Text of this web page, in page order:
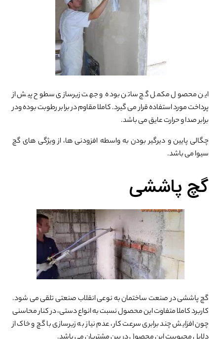
این محصول مکمل گچ ساتن بوده و جهت زیرسازی سطوح پیش از
پرداخت مورد استفاده قرار می گیرد. کاملا مقاوم در برابر رطوبت بوده ودر
برابر صدا و حرارت عایق می باشد.
چگالی پایین و دیرگیر بودن به واسطه افزودنی ها، از ویژگی های گچ
سیوا می باشد.
گچ پاششی
گچ پاششی در صنعت ساختمان به نوعی انقلاب صنعتی تلقی می شود.
کاربرد کاملا متفاوت این محصول نسبت به انواع دستی، در کنار محاسنی
چون افزایش چند برابری سرعت کار، عدم نیاز به زیرسازی با گچ و خاک از